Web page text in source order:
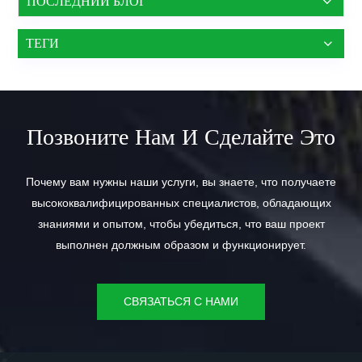
ТЕГИ
Позвоните Нам И Сделайте Это
Почему вам нужны наши услуги, вы знаете, что получаете
высококвалифицированных специалистов, обладающих
знаниями и опытом, чтобы убедиться, что ваш проект
выполнен должным образом и функционирует.
СВЯЗАТЬСЯ С НАМИ